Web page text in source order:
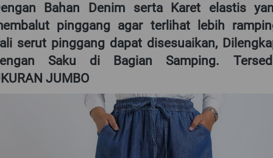
Bahan Denim serta Karet elastis
pinggang agar terlihat lebih
serut pinggang dapat disesuaikan,
Saku di Bagian Samping.
JUMBO